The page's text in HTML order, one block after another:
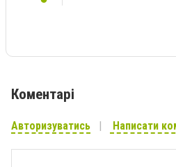
Коментарі
Авторизуватись Написати